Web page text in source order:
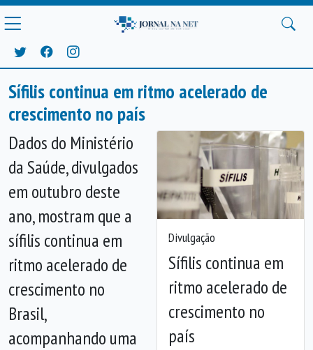
Sífilis continua em ritmo acelerado de
crescimento no país
Divulgação
Sífilis continua em
ritmo acelerado de
crescimento no
país
Anterior
Dados do Ministério
da Saúde, divulgados
em outubro deste
ano, mostram que a
sífilis continua em
ritmo acelerado de
crescimento no
Brasil,
acompanhando uma